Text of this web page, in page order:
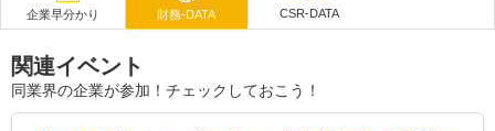
企業早分かり 財務-DATA CSR-DATA
関連イベント
同業界の企業が参加！チェックしておこう！